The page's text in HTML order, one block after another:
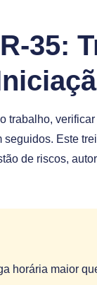
35:
trabalho,
Este
de riscos,
horária maior